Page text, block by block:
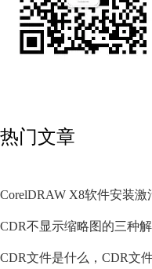
热门文章
CorelDRAW X8软件安装
CDR不显示缩略图的三种
CDR文件是什么，CDR文